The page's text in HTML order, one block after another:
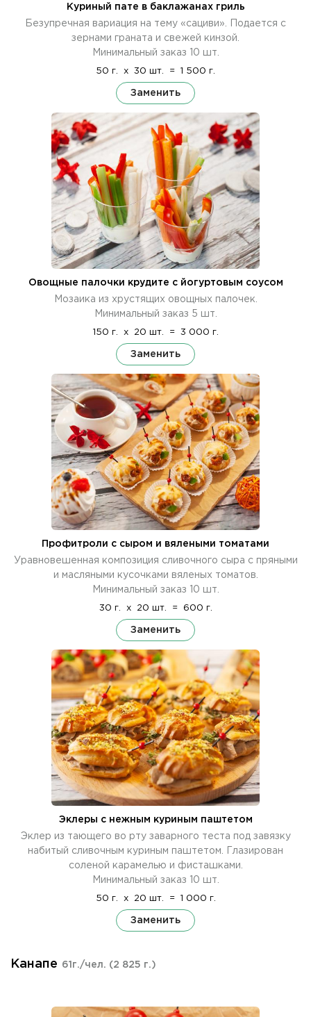
Куриный пате в баклажанах гриль
Безупречная вариация на тему «сациви». Подается с
зернами граната и свежей кинзой.
Минимальный заказ 10 шт.
50 г. x 30 шт. = 1 500 г.
Заменить
Овощные палочки крудите с йогуртовым соусом
Мозаика из хрустящих овощных палочек.
Минимальный заказ 5 шт.
150 г. x 20 шт. = 3 000 г.
Заменить
Профитроли с сыром и вялеными томатами
Уравновешенная композиция сливочного сыра с пряными
и масляными кусочками вяленых томатов.
Минимальный заказ 10 шт.
30 г. x 20 шт. = 600 г.
Заменить
Эклеры с нежным куриным паштетом
Эклер из тающего во рту заварного теста под завязку
набитый сливочным куриным паштетом. Глазирован
соленой карамелью и фисташками.
Минимальный заказ 10 шт.
50 г. x 20 шт. = 1 000 г.
Заменить
Канапе 61г./чел. (2 825 г.)